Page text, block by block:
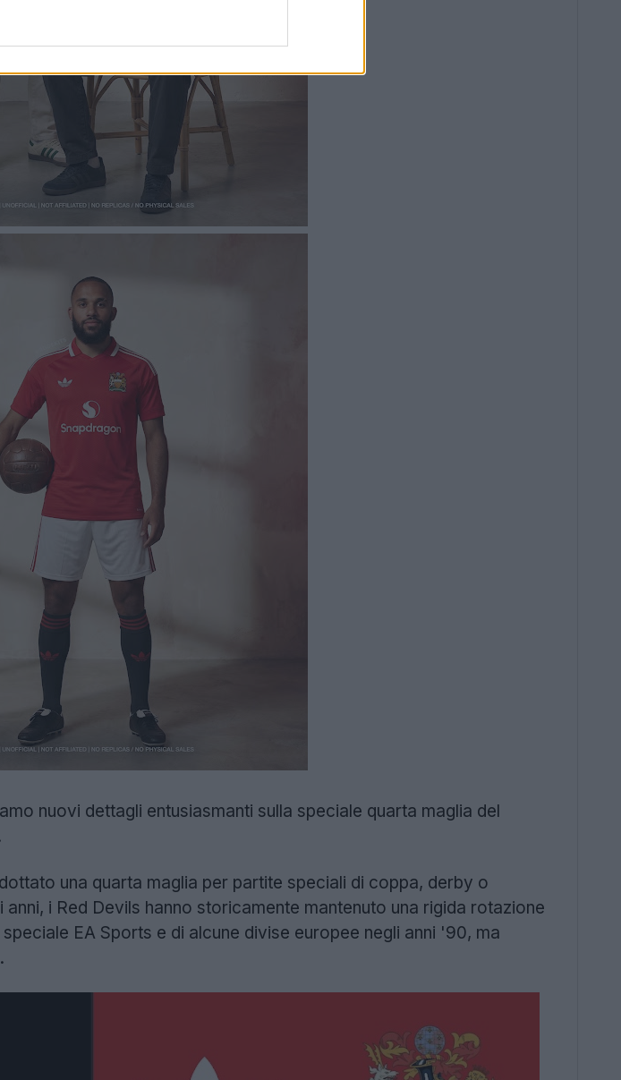
nuovi dettagli entusiasmanti sulla speciale quarta maglia del
una quarta maglia per partite speciali di coppa, derby o
i Red Devils hanno storicamente mantenuto una rigida rotazione
EA Sports e di alcune divise europee negli anni '90, ma